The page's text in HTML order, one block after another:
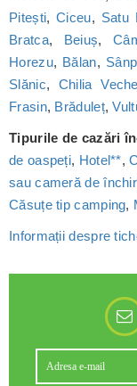
Pitești,Ciceu, Satu
Bratca, Beiuș,
Horezu, Bălan,
Slănic, Chilia Veche
Frasin, Brăduleț,
Tipurile de cazări
de oaspeți, Hotel**,
sau cameră de
Căsuțe tip camping,
Informații despre